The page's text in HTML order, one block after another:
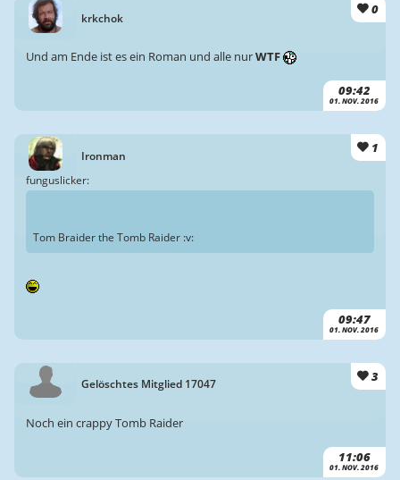
krkchok
0
09:42
01. NOV. 2016
Und am Ende ist es ein Roman und alle nurWTF
Ironman
1
09:47
01. NOV. 2016
funguslicker:
Tom Braider the Tomb Raider :v:
Gelöschtes Mitglied 17047 3
11:06
01. NOV. 2016
Noch ein crappy Tomb Raider